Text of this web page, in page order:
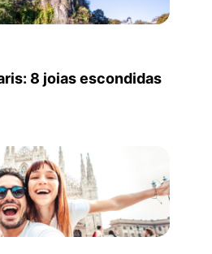
8 joias escondidas